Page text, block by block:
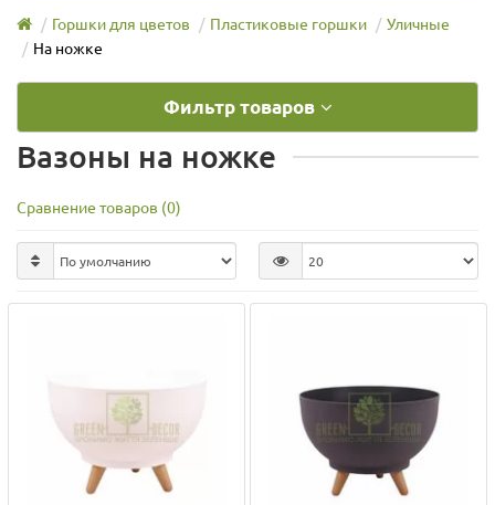
Горшки для цветов Пластиковые горшки
Уличные
На ножке
Фильтр товаров
Вазоны на ножке
Сравнение товаров (0)